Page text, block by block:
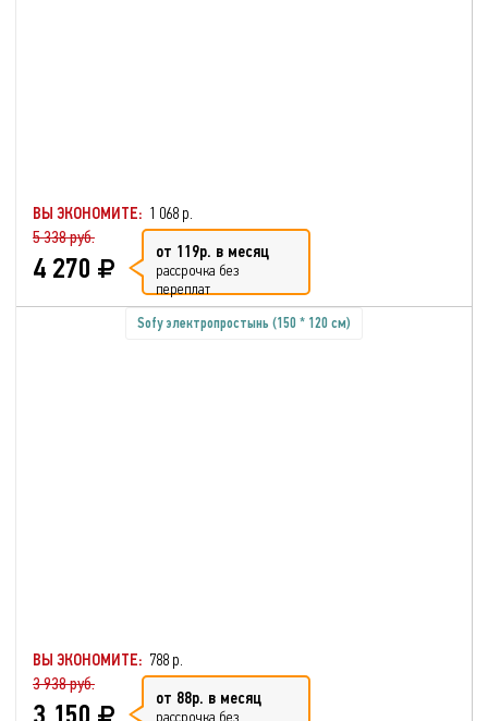
ВЫ ЭКОНОМИТЕ: 1 068 р.
5 338 руб.
4 270 от 119р. в месяц
рассрочка без
переплат
Sofy электропростынь (150 * 120 см)
ВЫ ЭКОНОМИТЕ: 788 р.
3 938 руб.
от 88р. в месяц
рассрочка без